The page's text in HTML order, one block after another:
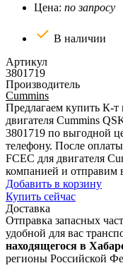
Цена: по запросу
В наличии
Артикул
3801719
Производитель
Cummins
Предлагаем купить К-
двигателя Cummins
3801719 по выгодной
телефону. После
FCEC для двигателя
компанией и отправим
Добавить в корзину
Купить сейчас
Доставка
Отправка запасных
удобной для вас
находящегося в
регионы Российской